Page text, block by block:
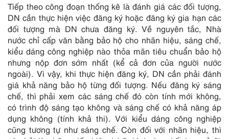
Tiếp theo công đoạn thống kê là đánh giá các đối tượng,
DN cần thực hiện việc đăng ký hoặc đăng ký gia hạn các
đối tượng mà DN chưa đăng ký. Về nguyên tắc, Nhà
nước chỉ cấp văn bằng bảo hộ cho nhãn hiệu, sáng chế,
kiểu dáng công nghiệp nào thỏa mãn tiêu chuẩn bảo hộ
nhưng nộp đơn sớm nhất (kể cả đơn của người nước
ngoài). Vì vậy, khi thực hiện đăng ký, DN cần phải đánh
giá khả năng bảo hộ từng đối tượng. Nếu đăng ký sáng
chế, thì phải xem các sáng chế đó còn tính mới không,
có trình độ sáng tạo không và sáng chế có khả năng áp
dụng không (tính khả thi). Với kiểu dáng công nghiệp
cũng tương tự như sáng chế. Còn đối với nhãn hiệu, thì